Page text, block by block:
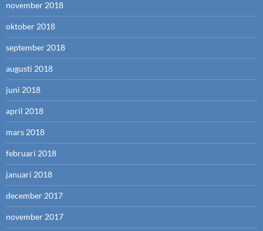
november 2018
oktober 2018
september 2018
augusti 2018
juni 2018
april 2018
mars 2018
februari 2018
januari 2018
december 2017
november 2017